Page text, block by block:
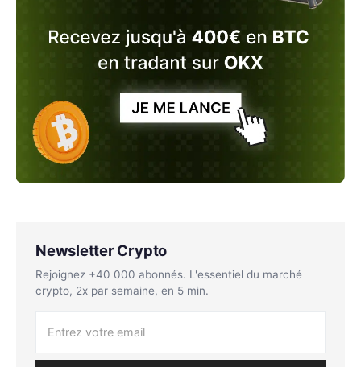
Newsletter Crypto
Rejoignez +40 000 abonnés. L'essentiel du marché
crypto, 2x par semaine, en 5 min.